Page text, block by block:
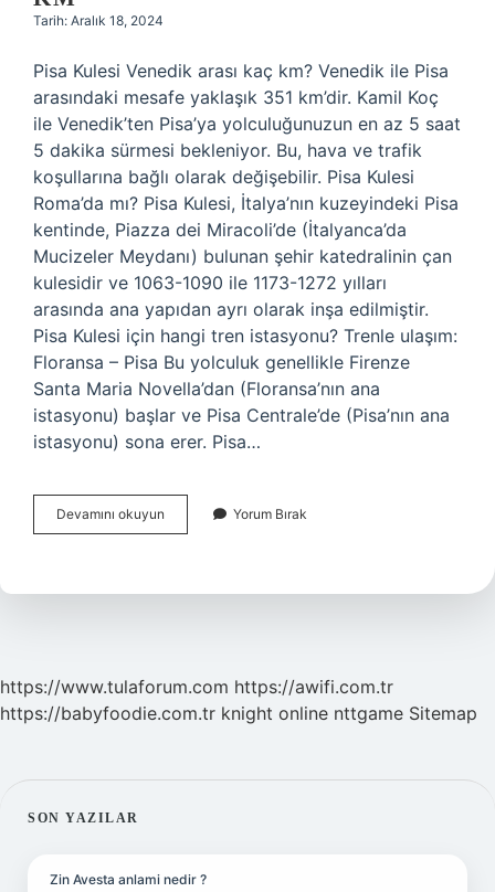
Tarih: Aralık 18, 2024
Pisa Kulesi Venedik arası kaç km? Venedik ile Pisa
arasındaki mesafe yaklaşık 351 km’dir. Kamil Koç
ile Venedik’ten Pisa’ya yolculuğunuzun en az 5 saat
5 dakika sürmesi bekleniyor. Bu, hava ve trafik
koşullarına bağlı olarak değişebilir. Pisa Kulesi
Roma’da mı? Pisa Kulesi, İtalya’nın kuzeyindeki Pisa
kentinde, Piazza dei Miracoli’de (İtalyanca’da
Mucizeler Meydanı) bulunan şehir katedralinin çan
kulesidir ve 1063-1090 ile 1173-1272 yılları
arasında ana yapıdan ayrı olarak inşa edilmiştir.
Pisa Kulesi için hangi tren istasyonu? Trenle ulaşım:
Floransa – Pisa Bu yolculuk genellikle Firenze
Santa Maria Novella’dan (Floransa’nın ana
istasyonu) başlar ve Pisa Centrale’de (Pisa’nın ana
istasyonu) sona erer. Pisa…
Devamını okuyun
Kulesi
Kaç
Yorum Bırak
https://www.tulaforum.com https://awifi.com.tr
https://babyfoodie.com.tr knight online nttgame Sitemap
SIDEBAR
SON YAZILAR
Zin Avesta anlami nedir ?